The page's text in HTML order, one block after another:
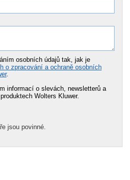
osobních údajů tak, jak je
o zpracování a ochraně osobních
.
informací o slevách, newsletterů a
Wolters Kluwer.
jsou povinné.